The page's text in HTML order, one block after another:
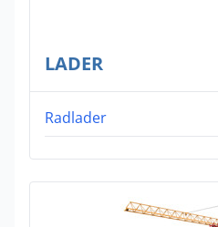
LADER
Radlader